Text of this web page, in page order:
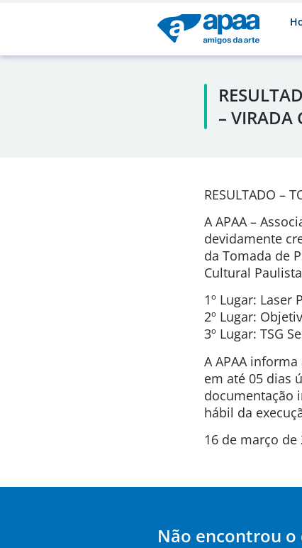
– VIRADA
RESULTADO –
A APAA –
devidamente
da Tomada de
Cultural
1º Lugar: Laser
2º Lugar:
3º Lugar: TSG
A APAA
em até 05 dias
documentação
hábil da
16 de março de
Não encontrou o